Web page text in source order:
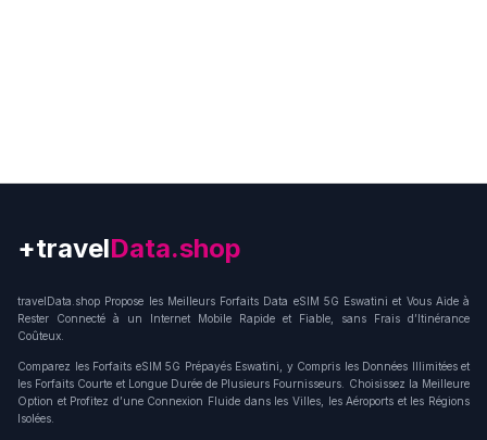
+travelConnection
travelData.shop Propose les Meilleurs Forfaits Data eSIM 5G Eswatini et Vous Aide à
Rester Connecté à un Internet Mobile Rapide et Fiable, sans Frais d’Itinérance
Coûteux.
Comparez les Forfaits eSIM 5G Prépayés Eswatini, y Compris les Données Illimitées et
les Forfaits Courte et Longue Durée de Plusieurs Fournisseurs. Choisissez la Meilleure
Option et Profitez d’une Connexion Fluide dans les Villes, les Aéroports et les Régions
Isolées.